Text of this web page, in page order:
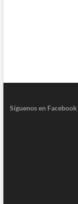
Síguenos en Facebook